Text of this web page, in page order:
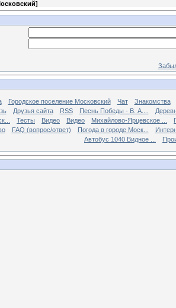
]
Городское поселение Московский Чат
Знакомства
Друзья сайта RSS Песнь Победы - В. А....
Тесты Видео Видео Михайлово-Ярцевское ...
FAQ (вопрос/ответ) Погода в городе Моск...
Автобус 1040 Видное ...